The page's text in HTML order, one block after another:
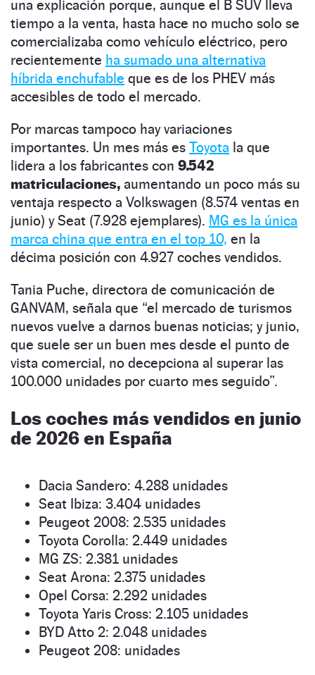
una explicación porque, aunque el B SUV lleva
tiempo a la venta, hasta hace no mucho solo se
comercializaba como vehículo eléctrico, pero
recientemente ha sumado una alternativa
híbrida enchufable que es de los PHEV más
accesibles de todo el mercado.
Por marcas tampoco hay variaciones
importantes. Un mes más es Toyota la que
lidera a los fabricantes con 9.542
matriculaciones, aumentando un poco más su
ventaja respecto a Volkswagen (8.574 ventas en
junio) y Seat (7.928 ejemplares). MG es la única
marca china que entra en el top 10, en la
décima posición con 4.927 coches vendidos.
Tania Puche, directora de comunicación de
GANVAM, señala que “el mercado de turismos
nuevos vuelve a darnos buenas noticias; y junio,
que suele ser un buen mes desde el punto de
vista comercial, no decepciona al superar las
100.000 unidades por cuarto mes seguido”.
Los coches más vendidos en junio
de 2026 en España
Dacia Sandero: 4.288 unidades
Seat Ibiza: 3.404 unidades
Peugeot 2008: 2.535 unidades
Toyota Corolla: 2.449 unidades
MG ZS: 2.381 unidades
Seat Arona: 2.375 unidades
Opel Corsa: 2.292 unidades
Toyota Yaris Cross: 2.105 unidades
BYD Atto 2: 2.048 unidades
Peugeot 208: unidades